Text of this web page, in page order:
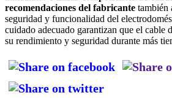
recomendaciones del fabricante también
seguridad y funcionalidad del
cuidado adecuado garantizan que el cable
su rendimiento y seguridad durante más